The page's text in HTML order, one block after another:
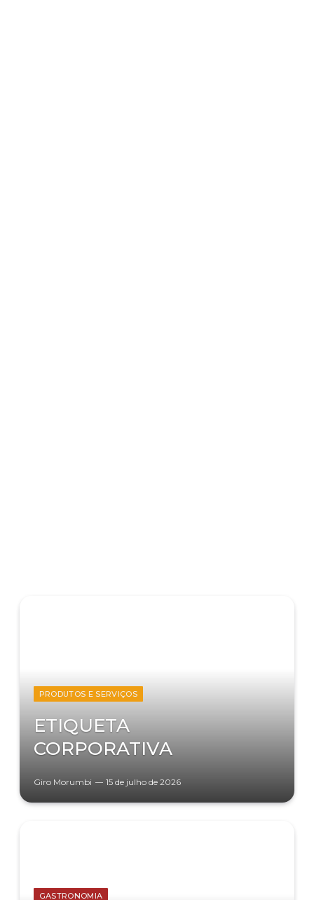
PRODUTOS E SERVIÇOS
ETIQUETA
CORPORATIVA
Giro Morumbi 15 de julho de 2026
GASTRONOMIA